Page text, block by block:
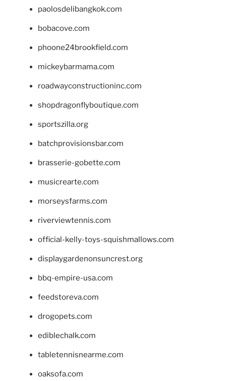
paolosdelibangkok.com
bobacove.com
phoone24brookfield.com
mickeybarmama.com
roadwayconstructioninc.com
shopdragonflyboutique.com
sportszilla.org
batchprovisionsbar.com
brasserie-gobette.com
musicrearte.com
morseysfarms.com
riverviewtennis.com
official-kelly-toys-squishmallows.com
displaygardenonsuncrest.org
bbq-empire-usa.com
feedstoreva.com
drogopets.com
ediblechalk.com
tabletennisnearme.com
oaksofa.com